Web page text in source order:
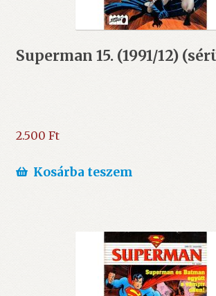
Superman 15. (1991/12)
2.500 Ft
Kosárba teszem